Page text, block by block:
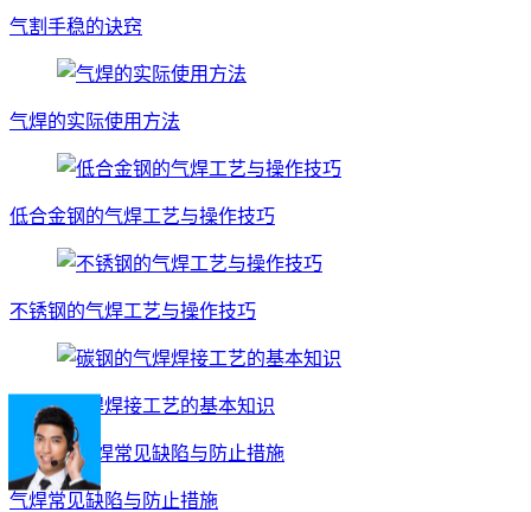
气割手稳的诀窍
气焊的实际使用方法
低合金钢的气焊工艺与操作技巧
不锈钢的气焊工艺与操作技巧
碳钢的气焊焊接工艺的基本知识
气焊常见缺陷与防止措施